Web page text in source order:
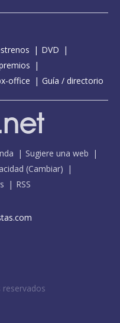
DVD
office Guía / directorio
Sugiere una web
(Cambiar)
RSS
reservados